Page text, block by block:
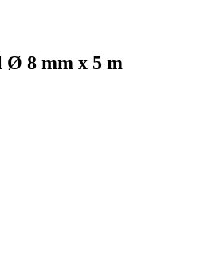
8 mm x 5 m